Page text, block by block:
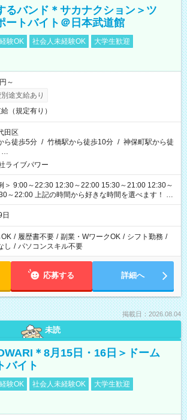
るバンド＊サカナクション＞ツ
ートバイト＠日本武道館
験OK 社会人未経験OK
大学生歓迎
～
途支給あり
（規定有り）
田区
ら徒歩5分 / 竹橋駅から徒歩10分 / 神保町駅から徒
…
ライブパワー
＞ 9:00～22:30 12:30～22:00 15:30～21:00 12:30～
ら好きな時間を選べます！ ※
となる可能性があります
/ 履歴書不要 / 副業・WワークOK / シフト勤務 /
し / パソコンスキル不要
応募する 詳細へ
掲載日：2026.08.04
未読
＊8月15日・16日＞ドーム
バイト
験OK 社会人未経験OK
大学生歓迎